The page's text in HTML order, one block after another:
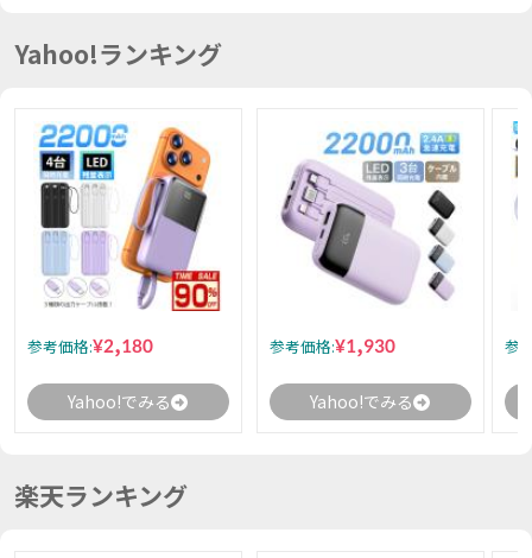
Yahoo!ランキング
参考価格:¥2,180
Yahoo!でみる
参考価格:¥1,930
Yahoo!でみる
参
楽天ランキング